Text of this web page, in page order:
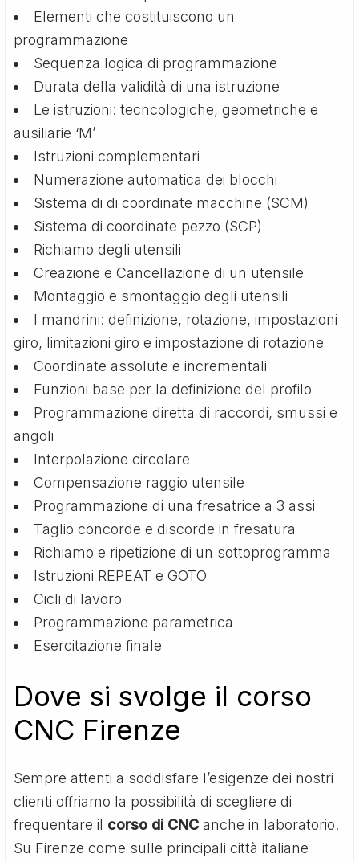
Elementi che costituiscono un
programmazione
Sequenza logica di programmazione
Durata della validità di una istruzione
Le istruzioni: tecncologiche, geometriche e
ausiliarie ‘M’
Istruzioni complementari
Numerazione automatica dei blocchi
Sistema di di coordinate macchine (SCM)
Sistema di coordinate pezzo (SCP)
Richiamo degli utensili
Creazione e Cancellazione di un utensile
Montaggio e smontaggio degli utensili
I mandrini: definizione, rotazione, impostazioni
giro, limitazioni giro e impostazione di rotazione
Coordinate assolute e incrementali
Funzioni base per la definizione del profilo
Programmazione diretta di raccordi, smussi e
angoli
Interpolazione circolare
Compensazione raggio utensile
Programmazione di una fresatrice a 3 assi
Taglio concorde e discorde in fresatura
Richiamo e ripetizione di un sottoprogramma
Istruzioni REPEAT e GOTO
Cicli di lavoro
Programmazione parametrica
Esercitazione finale
Dove si svolge il corso
CNC Firenze
Sempre attenti a soddisfare l’esigenze dei nostri
clienti offriamo la possibilità di scegliere di
frequentare il corso di CNC anche in laboratorio.
Su Firenze come sulle principali città italiane